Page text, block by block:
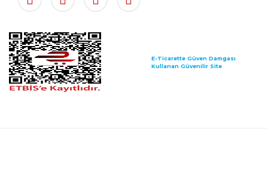
E-Ticarette Güven Damgası
Kullanan Güvenilir Site